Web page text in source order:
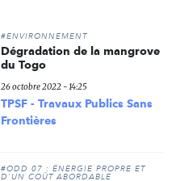
#ENVIRONNEMENT
Dégradation de la mangrove
du Togo
26 octobre 2022 - 14:25
TPSF - Travaux Publics Sans
Frontières
#ODD 07 : ÉNERGIE PROPRE ET
D'UN COÛT ABORDABLE